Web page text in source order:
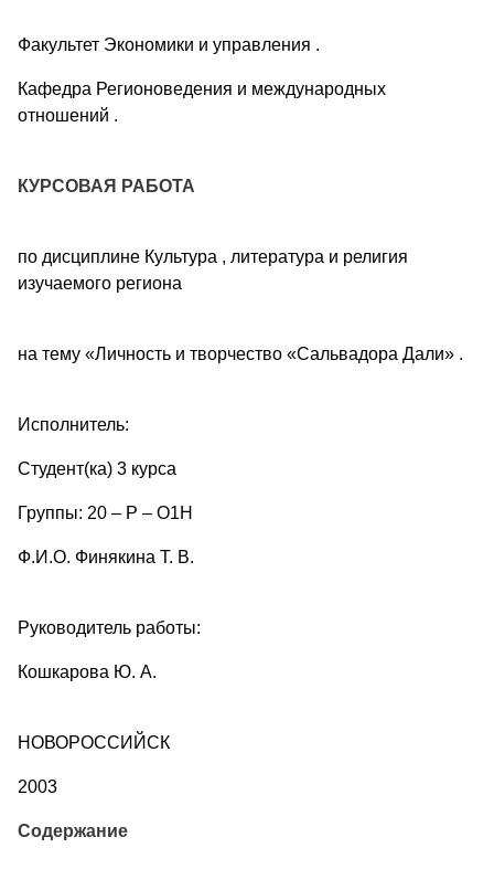
Факультет Экономики и управления .
Кафедра Регионоведения и международных
отношений .
КУРСОВАЯ РАБОТА
по дисциплине Культура , литература и религия
изучаемого региона
на тему «Личность и творчество «Сальвадора Дали» .
Исполнитель:
Студент(ка) 3 курса
Группы: 20 – Р – О1Н
Ф.И.О. Финякина Т. В.
Руководитель работы:
Кошкарова Ю. А.
НОВОРОССИЙСК
2003
Содержание